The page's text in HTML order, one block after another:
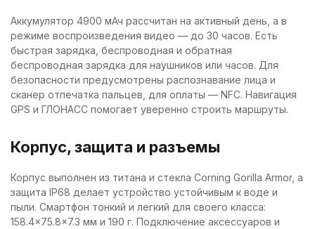
Аккумулятор 4900 мАч рассчитан на активный день, а в
режиме воспроизведения видео — до 30 часов. Есть
быстрая зарядка, беспроводная и обратная
беспроводная зарядка для наушников или часов. Для
безопасности предусмотрены распознавание лица и
сканер отпечатка пальцев, для оплаты — NFC. Навигация
GPS и ГЛОНАСС помогает уверенно строить маршруты.
Корпус, защита и разъемы
Корпус выполнен из титана и стекла Corning Gorilla Armor, а
защита IP68 делает устройство устойчивым к воде и
пыли. Смартфон тонкий и легкий для своего класса:
158.4×75.8×7.3 мм и 190 г. Подключение аксессуаров и